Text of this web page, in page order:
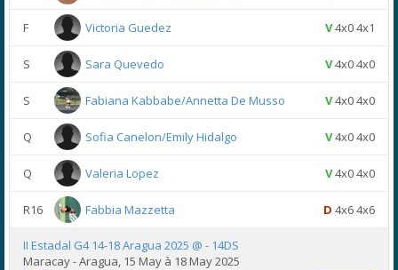
F Victoria Guedez V4x0 4x1
S Sara Quevedo V4x0 4x0
S Fabiana Kabbabe/Annetta De Musso V4x0 4x0
Q Sofia Canelon/Emily Hidalgo V4x0 4x0
Q Valeria Lopez V4x0 4x0
R16 Fabbia Mazzetta D 4x6 4x6
II Estadal G4 14-18 Aragua 2025 @ - 14DS
Maracay - Aragua, 15 May à 18 May 2025